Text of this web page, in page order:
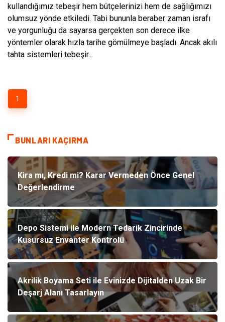
kullandığımız tebeşir hem bütçelerinizi hem de sağlığımızı
olumsuz yönde etkiledi. Tabi bununla beraber zaman israfı
ve yorgunluğu da sayarsa gerçekten son derece ilke
yöntemler olarak hızla tarihe gömülmeye başladı. Ancak akılı
tahta sistemleri tebeşir...
1
BUNLARI KAÇIRMA
Kira mı, Kredi mi? Karar Vermeden Önce Genel
Değerlendirme
Depo Sistemi ile Modern Tedarik Zincirinde
Kusursuz Envanter Kontrolü
Akrilik Boyama Seti ile Evinizde Dijitalden Uzak Bir
Deşarj Alanı Tasarlayın